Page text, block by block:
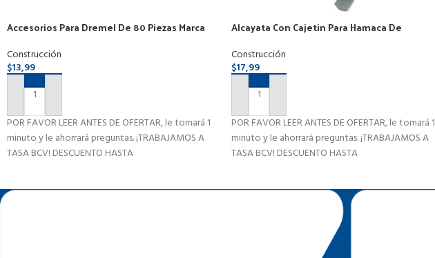
Accesorios Para Dremel De 80 Piezas Marca
Construcción
$13,99
AÑADIR AL CARRITO
POR FAVOR LEER ANTES DE OFERTAR, le tomará 1
minuto y le ahorrará preguntas. ¡TRABAJAMOS A
TASA BCV! DESCUENTO HASTA
Alcayata Con Cajetin Para Hamaca De
Construcción
$17,99
AÑADIR AL CARRITO
POR FAVOR LEER ANTES DE OFERTAR, le tomará 1
minuto y le ahorrará preguntas. ¡TRABAJAMOS A
TASA BCV! DESCUENTO HASTA